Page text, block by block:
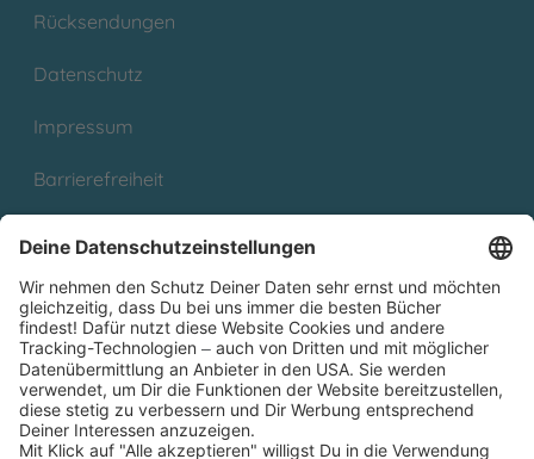
Rücksendungen
Datenschutz
Impressum
Barrierefreiheit
Partnerprogramm (Affiliate)
Folge uns auf